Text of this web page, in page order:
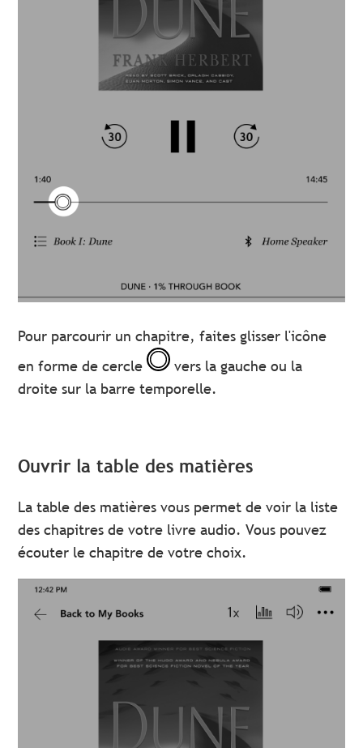
Pour parcourir un chapitre, faites glisser l'icône
en forme de cercle
vers la gauche ou la
droite sur la barre temporelle.
Ouvrir la table des matières
La table des matières vous permet de voir la liste
des chapitres de votre livre audio. Vous pouvez
écouter le chapitre de votre choix.